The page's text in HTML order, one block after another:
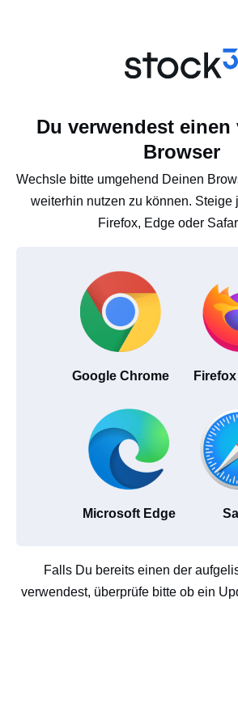
Du verwendest einen
Browser
Wechsle bitte umgehend Deinen
weiterhin nutzen zu können. Steige
Firefox, Edge oder
Google Chrome
Microsoft Edge
Falls Du bereits einen der
verwendest, überprüfe bitte ob ein